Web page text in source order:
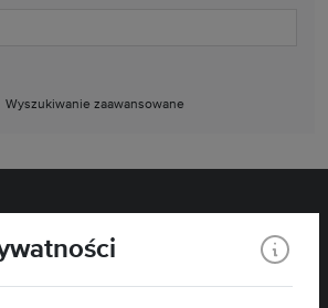
Wyszukiwanie zaawansowane